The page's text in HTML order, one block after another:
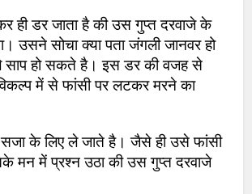
ही डर जाता है की उस गुप्त दरवाजे के
उसने सोचा क्या पता जंगली जानवर हो
हो सकते है। इस डर की वजह से
में से फांसी पर लटकर मरने का
के लिए ले जाते है। जैसे ही उसे फांसी
मन में प्रश्न उठा की उस गुप्त दरवाजे